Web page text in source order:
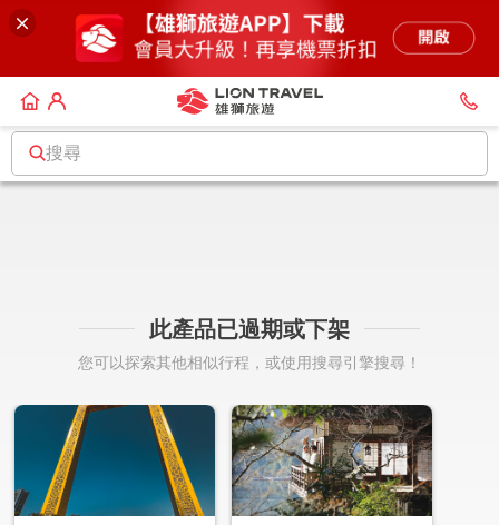
搜尋
此產品已過期或下架
您可以探索其他相似行程，或使用搜尋引擎搜尋！